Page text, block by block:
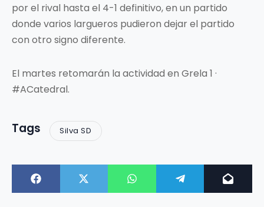
por el rival hasta el 4-1 definitivo, en un partido
donde varios largueros pudieron dejar el partido
con otro signo diferente.
El martes retomarán la actividad en Grela 1 ·
#ACatedral.
Tags Silva SD